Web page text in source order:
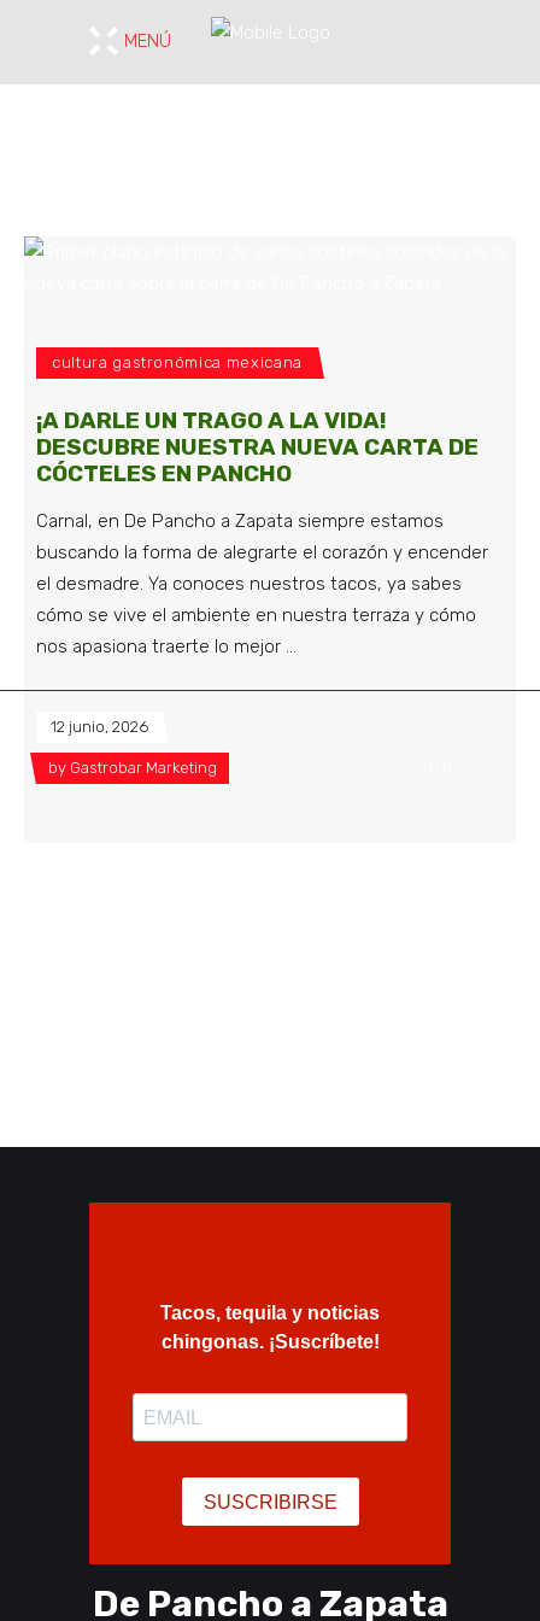
MENÚ
cultura gastronómica mexicana
¡A DARLE UN TRAGO A LA VIDA!
DESCUBRE NUESTRA NUEVA CARTA DE
CÓCTELES EN PANCHO
Carnal, en De Pancho a Zapata siempre estamos
buscando la forma de alegrarte el corazón y encender
el desmadre. Ya conoces nuestros tacos, ya sabes
cómo se vive el ambiente en nuestra terraza y cómo
nos apasiona traerte lo mejor
12 junio, 2026
by Gastrobar Marketing
De Pancho a Zapata